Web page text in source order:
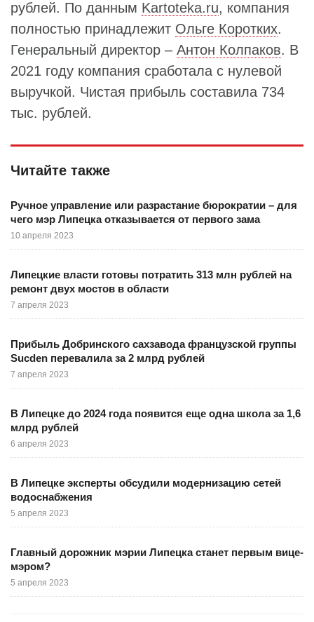
рублей. По данным Kartoteka.ru, компания
полностью принадлежит Ольге Коротких.
Генеральный директор – Антон Колпаков. В
2021 году компания сработала с нулевой
выручкой. Чистая прибыль составила 734
тыс. рублей.
Читайте также
Ручное управление или разрастание бюрократии – для
чего мэр Липецка отказывается от первого зама
10 апреля 2023
Липецкие власти готовы потратить 313 млн рублей на
ремонт двух мостов в области
7 апреля 2023
Прибыль Добринского сахзавода французской группы
Sucden перевалила за 2 млрд рублей
7 апреля 2023
В Липецке до 2024 года появится еще одна школа за 1,6
млрд рублей
6 апреля 2023
В Липецке эксперты обсудили модернизацию сетей
водоснабжения
5 апреля 2023
Главный дорожник мэрии Липецка станет первым вице-
мэром?
5 апреля 2023